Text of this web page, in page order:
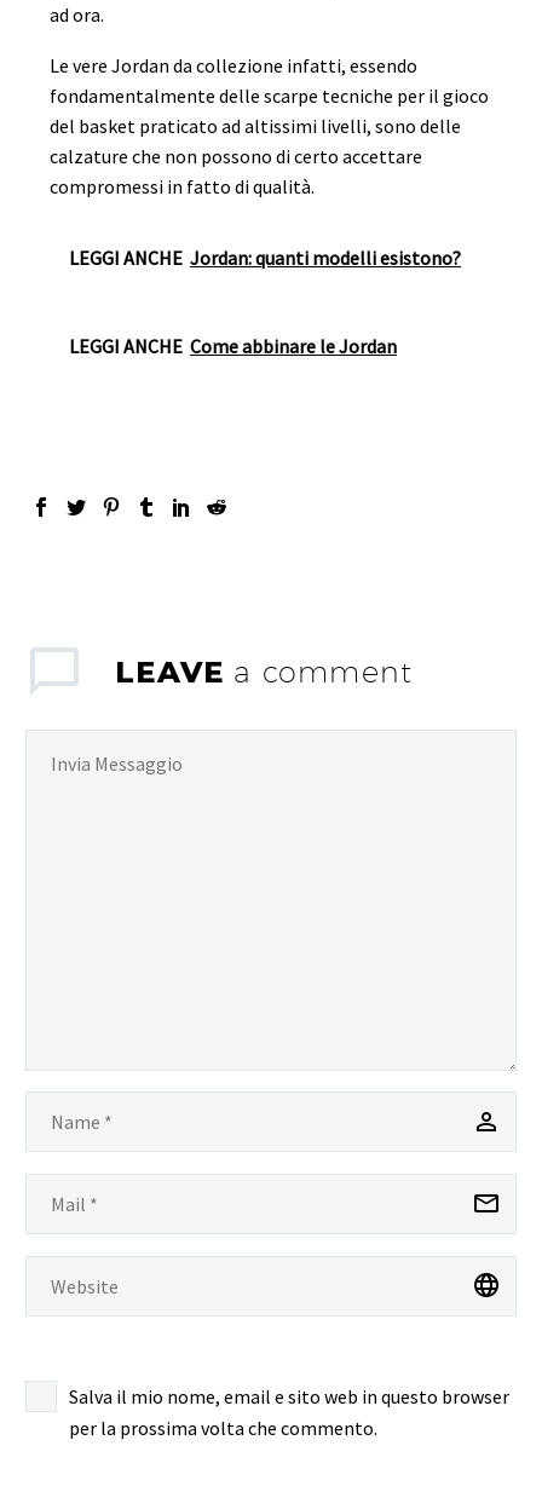
ad ora.
Le vere Jordan da collezione infatti, essendo
fondamentalmente delle scarpe tecniche per il gioco
del basket praticato ad altissimi livelli, sono delle
calzature che non possono di certo accettare
compromessi in fatto di qualità.
LEGGI ANCHE Jordan: quanti modelli esistono?
LEGGI ANCHE Come abbinare le Jordan
LEAVE a comment
Salva il mio nome, email e sito web in questo browser
per la prossima volta che commento.